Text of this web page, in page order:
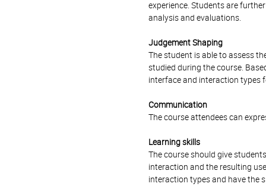
experience. Students are
analysis and evaluations.
Judgement Shaping
The student is able to assess
studied during the course.
interface and interaction types
Communication
The course attendees can
Learning skills
The course should give
interaction and the resulting
interaction types and have the